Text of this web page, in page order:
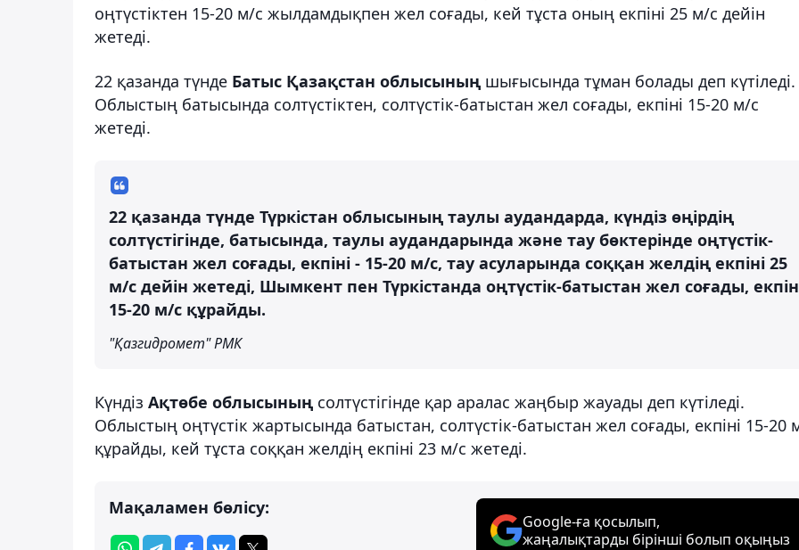
оңтүстіктен 15-20 м/с жылдамдықпен жел соғады, кей тұста оның екпіні 25 м/с дейін
жетеді.
22 қазанда түнде Батыс Қазақстан облысының шығысында тұман болады деп күтіледі.
Облыстың батысында солтүстіктен, солтүстік-батыстан жел соғады, екпіні 15-20 м/с
жетеді.
22 қазанда түнде Түркістан облысының таулы аудандарда, күндіз өңірдің
солтүстігінде, батысында, таулы аудандарында және тау бөктерінде оңтүстік-
батыстан жел соғады, екпіні - 15-20 м/с, тау асуларында соққан желдің екпіні 25
м/с дейін жетеді, Шымкент пен Түркістанда оңтүстік-батыстан жел соғады,
15-20 м/с құрайды.
"Қазгидромет" РМК
Күндіз Ақтөбе облысының солтүстігінде қар аралас жаңбыр жауады деп күтіледі.
Облыстың оңтүстік жартысында батыстан, солтүстік-батыстан жел соғады, екпіні 15-20
құрайды, кей тұста соққан желдің екпіні 23 м/с жетеді.
Мақаламен бөлісу:
Google-ға қосылып,
жаңалықтарды бірінші болып оқыңыз